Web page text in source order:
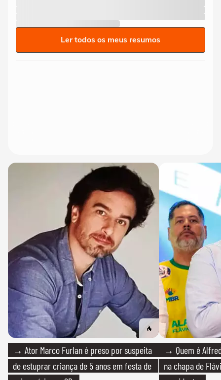
Ler todos os meus resumos
→ Ator Marco Furlan é preso por suspeita
de estuprar criança de 5 anos em festa de
→ Quem é
na chapa de